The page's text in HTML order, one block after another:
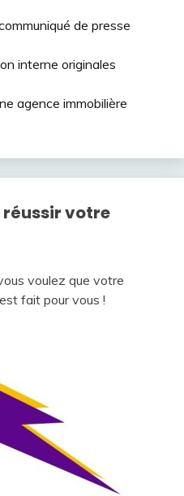
de presse
interne originales
agence immobilière
réussir votre
voulez que votre
fait pour vous !